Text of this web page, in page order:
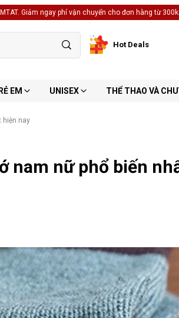
Giảm ngay phí vận chuyển cho đơn hàng từ 300k.
Hot Deals
EM UNISEX THỂ THAO VÀ
hiện nay
nam nữ phổ biến